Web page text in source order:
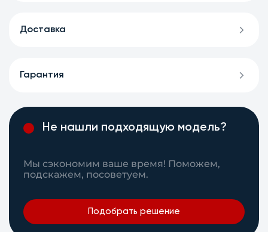
Доставка
Гарантия
Не нашли подходящую модель?
Мы сэкономим ваше время! Поможем,
подскажем, посоветуем.
Подобрать решение